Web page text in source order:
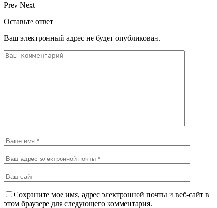
Prev Next
Оставьте ответ
Ваш электронный адрес не будет опубликован.
Сохраните мое имя, адрес электронной почты и веб-сайт в
этом браузере для следующего комментария.